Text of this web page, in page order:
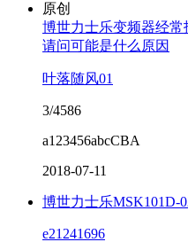
原创
博世力士乐变频器经常
请问可能是什么原因
叶落随风01
3/4586
a123456abcCBA
2018-07-11
博世力士乐MSK101D-
e21241696